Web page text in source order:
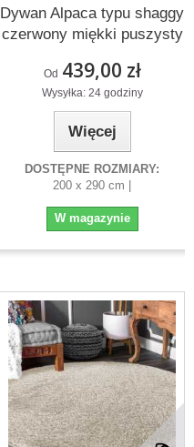
Dywan Alpaca typu shaggy
czerwony miękki puszysty
Od 439,00 zł
Wysyłka: 24 godziny
Więcej
DOSTĘPNE ROZMIARY:
200 x 290 cm |
W magazynie